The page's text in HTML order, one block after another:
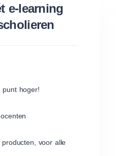
e-learning
punt hoger!
voor alle